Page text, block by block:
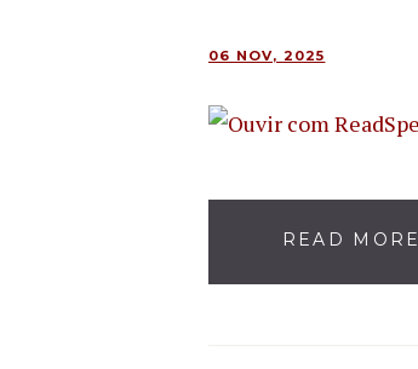
06 NOV, 2025
READ MORE